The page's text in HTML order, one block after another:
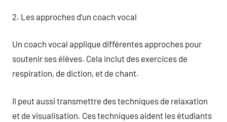
2. Les approches d’un coach vocal
Un coach vocal applique différentes approches pour
soutenir ses élèves. Cela inclut des exercices de
respiration, de diction, et de chant.
Il peut aussi transmettre des techniques de relaxation
et de visualisation. Ces techniques aident les étudiants